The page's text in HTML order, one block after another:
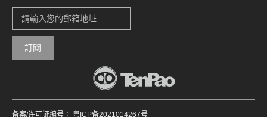
訂閱
备案/许可证编号： 粤ICP备2021014267号